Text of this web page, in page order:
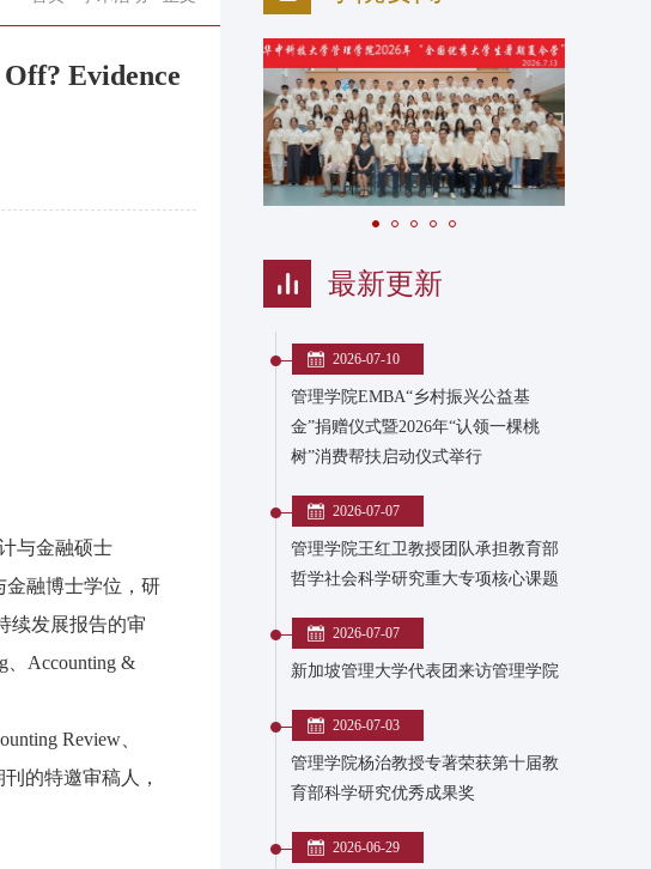
Evidence
与金融硕士
金融博士学位，研
续发展报告的审
、Accounting &
Review、
刊的特邀审稿人，
最新更新
2026-07-10
管理学院EMBA“乡村振兴公益基
金”捐赠仪式暨2026年“认领一棵桃
树”消费帮扶启动仪式举行
2026-07-07
管理学院王红卫教授团队承担教育部
哲学社会科学研究重大专项核心课题
2026-07-07
新加坡管理大学代表团来访管理学院
2026-07-03
管理学院杨治教授专著荣获第十届教
育部科学研究优秀成果奖
2026-06-29